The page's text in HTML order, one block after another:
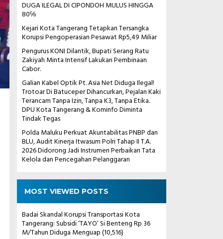
DUGA ILEGAL DI CIPONDOH MULUS HINGGA
80℅
Kejari Kota Tangerang Tetapkan Tersangka
Korupsi Pengoperasian Pesawat Rp5,49 Miliar
Pengurus KONI Dilantik, Bupati Serang Ratu
Zakiyah Minta Intensif Lakukan Pembinaan
Cabor.
Galian Kabel Optik Pt. Asia Net Diduga Ilegal!
Trotoar Di Batuceper Dihancurkan, Pejalan Kaki
Terancam Tanpa Izin, Tanpa K3, Tanpa Etika.
DPU Kota Tangerang & Kominfo Diminta
Tindak Tegas
Polda Maluku Perkuat Akuntabilitas PNBP dan
BLU, Audit Kinerja Itwasum Polri Tahap II T.A.
2026 Didorong Jadi Instrumen Perbaikan Tata
Kelola dan Pencegahan Pelanggaran
MOST VIEWED POSTS
Badai Skandal Korupsi Transportasi Kota
Tangerang: Subsidi ‘TAYO’ Si Benteng Rp 36
M/Tahun Diduga Menguap(10,516)